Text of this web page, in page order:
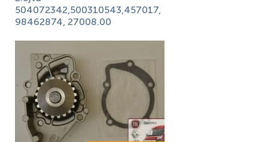
504072342,500310543,457017,
98462874, 27008.00